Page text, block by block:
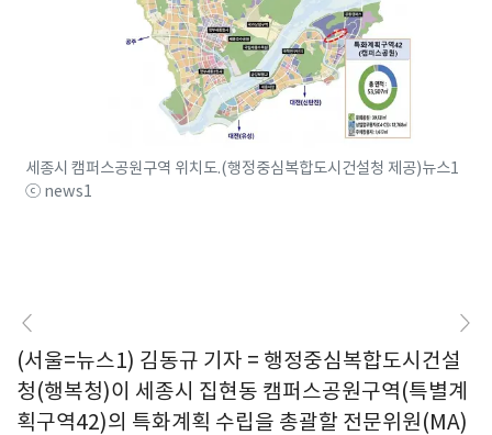
세종시 캠퍼스공원구역 위치도.(행정중심복합도시건설청 제공)뉴스1
ⓒ news1
(서울=뉴스1) 김동규 기자 = 행정중심복합도시건설
청(행복청)이 세종시 집현동 캠퍼스공원구역(특별계
획구역42)의 특화계획 수립을 총괄할 전문위원(MA)